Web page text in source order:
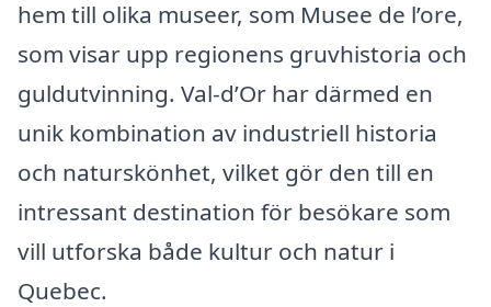
hem till olika museer, som Musee de l’ore,
som visar upp regionens gruvhistoria och
guldutvinning. Val-d’Or har därmed en
unik kombination av industriell historia
och naturskönhet, vilket gör den till en
intressant destination för besökare som
vill utforska både kultur och natur i
Quebec.